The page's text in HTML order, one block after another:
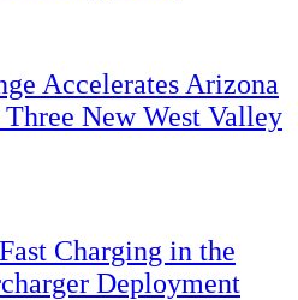
Accelerates Arizona
New West Valley
Charging in the
Deployment